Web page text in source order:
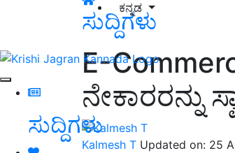
ಕನ್ನಡ
ಸುದ್ದಿಗಳು
ಸುದ್ದಿಗಳು
E-
ನೇಕಾರರನ್ನು
Kalmesh T Updated on: 25